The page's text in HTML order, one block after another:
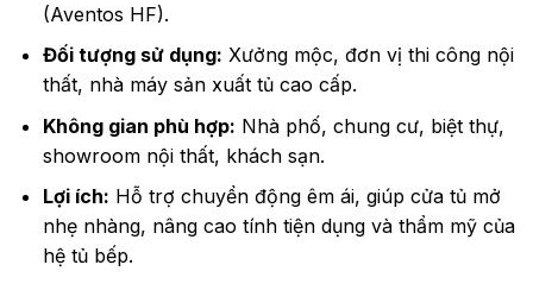
(Aventos HF).
Đối tượng sử dụng: Xưởng mộc, đơn vị thi công nội
thất, nhà máy sản xuất tủ cao cấp.
Không gian phù hợp: Nhà phố, chung cư, biệt thự,
showroom nội thất, khách sạn.
Lợi ích: Hỗ trợ chuyển động êm ái, giúp cửa tủ mở
nhẹ nhàng, nâng cao tính tiện dụng và thẩm mỹ của
hệ tủ bếp.